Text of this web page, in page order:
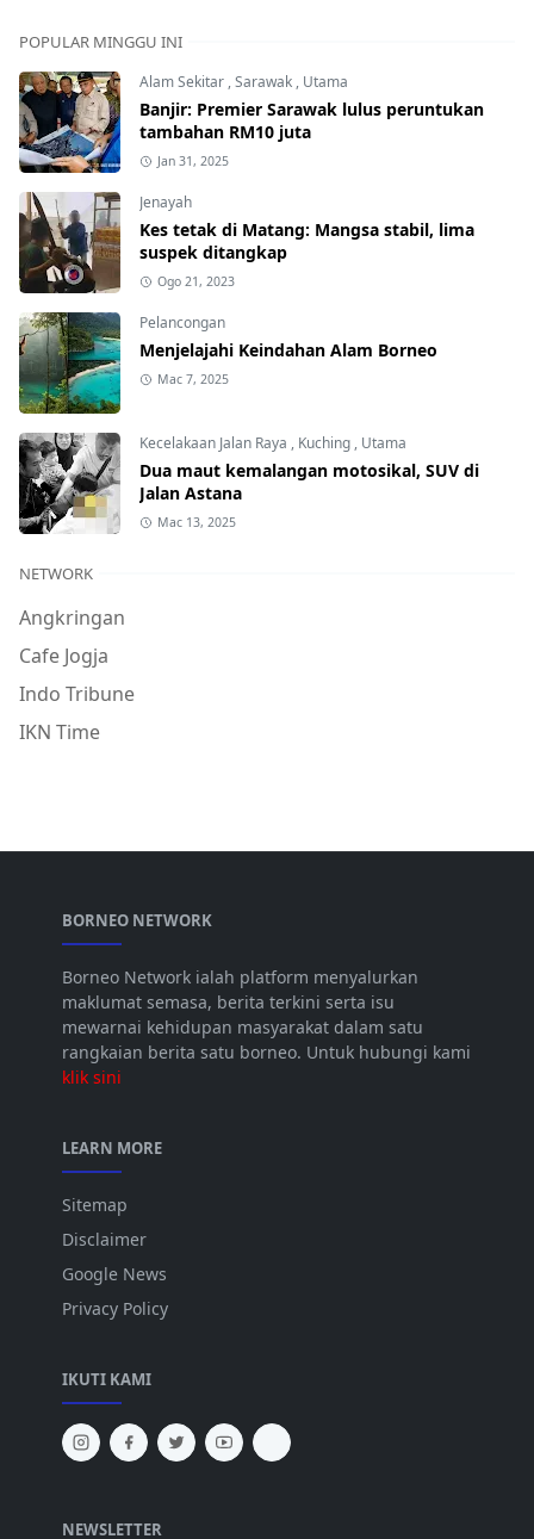
POPULAR MINGGU INI
Alam Sekitar,Sarawak, Utama
Banjir: Premier Sarawak lulus peruntukan
tambahan RM10 juta
Jan 31, 2025
Jenayah
Kes tetak di Matang: Mangsa stabil, lima
suspek ditangkap
Ogo 21, 2023
Pelancongan
Menjelajahi Keindahan Alam Borneo
Mac 7, 2025
Kecelakaan Jalan Raya , Kuching, Utama
Dua maut kemalangan motosikal, SUV di
Jalan Astana
Mac 13, 2025
NETWORK
Angkringan
Cafe Jogja
Indo Tribune
IKN Time
BORNEO NETWORK
Borneo Network ialah platform menyalurkan
maklumat semasa, berita terkini serta isu
mewarnai kehidupan masyarakat dalam satu
rangkaian berita satu borneo. Untuk hubungi kami
klik sini
LEARN MORE
Sitemap
Disclaimer
Google News
Privacy Policy
IKUTI KAMI
NEWSLETTER